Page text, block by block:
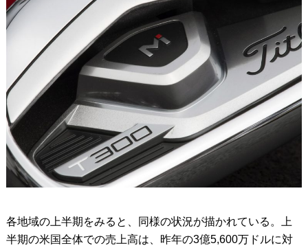
各地域の上半期をみると、同様の状況が描かれている。上
半期の米国全体での売上高は、昨年の3億5,600万ドルに対